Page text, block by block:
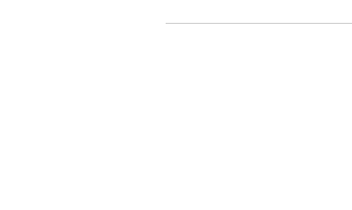
مرة مبهرة" ، وحصلت على ستة